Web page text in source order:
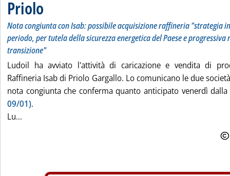
Priolo
Nota congiunta con Isab: possibile acquisizione raffineria "strategia
periodo, per tutela della sicurezza energetica del Paese e
transizione"
Ludoil ha avviato l'attività di caricazione e vendita di
Raffineria Isab di Priolo Gargallo. Lo comunicano le due
nota congiunta che conferma quanto anticipato venerdì
09/01).
Lu...